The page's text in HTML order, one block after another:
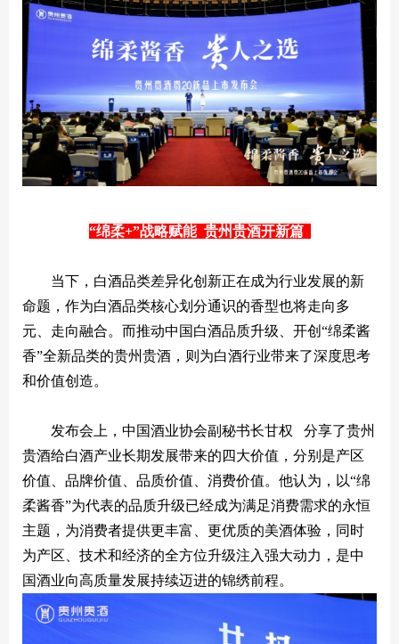
“绵柔+”战略赋能 贵州贵酒开新篇
当下，白酒品类差异化创新正在成为行业发展的新
命题，作为白酒品类核心划分通识的香型也将走向多
元、走向融合。而推动中国白酒品质升级、开创“绵柔酱
香”全新品类的贵州贵酒，则为白酒行业带来了深度思考
和价值创造。
发布会上，中国酒业协会副秘书长甘权
分享了贵州
贵酒给白酒产业长期发展带来的四大价值，分别是产区
价值、品牌价值、品质价值、消费价值。他认为，以“绵
柔酱香”为代表的品质升级已经成为满足消费需求的永恒
主题，为消费者提供更丰富、更优质的美酒体验，同时
为产区、技术和经济的全方位升级注入强大动力，是中
国酒业向高质量发展持续迈进的锦绣前程。